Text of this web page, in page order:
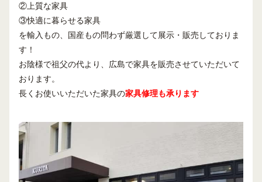
②上質な家具
③快適に暮らせる家具
を輸入もの、国産もの問わず厳選して展示・販売しておりま
す！
お陰様で祖父の代より、広島で家具を販売させていただいて
おります。
長くお使いいただいた家具の家具修理も承ります